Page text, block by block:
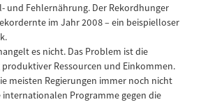
und Fehlernährung. Der Rekordhunger
im Jahr 2008 – ein beispielloser
es nicht. Das Problem ist die
Ressourcen und Einkommen.
meisten Regierungen immer noch nicht
internationalen Programme gegen die